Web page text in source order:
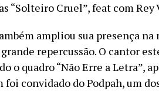
“Solteiro Cruel”, feat com Rey
ampliou sua presença
repercussão. O cantor
o quadro “Não Erre a Letra”,
foi convidado do Podpah, um